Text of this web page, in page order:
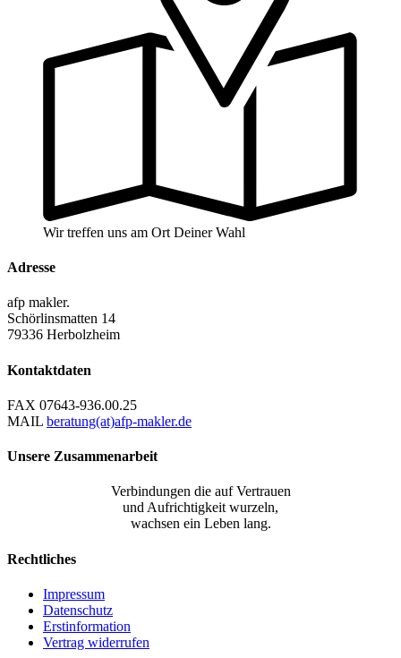
Wir treffen uns am Ort Deiner Wahl
Adresse
afp makler.
Schörlinsmatten 14
79336 Herbolzheim
Kontaktdaten
FAX 07643-936.00.25
MAIL beratung(at)afp-makler.de
Unsere Zusammenarbeit
Verbindungen die auf Vertrauen
und Aufrichtigkeit wurzeln,
wachsen ein Leben lang.
Rechtliches
Impressum
Datenschutz
Erstinformation
Vertrag widerrufen